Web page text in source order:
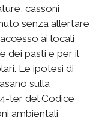
cassoni
senza allertare
ai locali
dei pasti e per il
Le ipotesi di
sulla
ter del Codice
ambientali